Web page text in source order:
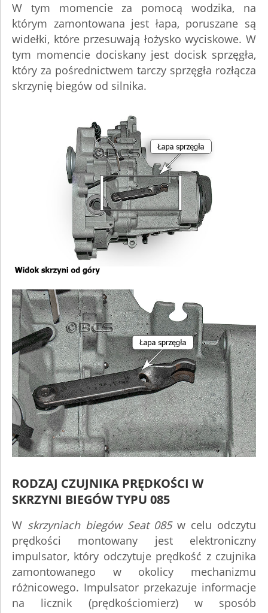
W tym momencie za pomocą wodzika, na
którym zamontowana jest łapa, poruszane są
widełki, które przesuwają łożysko wyciskowe. W
tym momencie dociskany jest docisk sprzęgła,
który za pośrednictwem tarczy sprzęgła rozłącza
skrzynię biegów od silnika.
RODZAJ CZUJNIKA PRĘDKOŚCI W
SKRZYNI BIEGÓW TYPU 085
W skrzyniach biegów Seat 085w celu odczytu
prędkości montowany jest elektroniczny
impulsator, który odczytuje prędkość z czujnika
zamontowanego w okolicy mechanizmu
różnicowego. Impulsator przekazuje informacje
na licznik (prędkościomierz) w sposób